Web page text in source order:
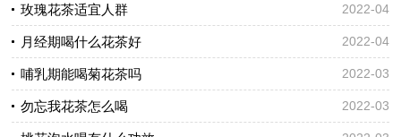
玫瑰花茶适宜人群 2022-04
月经期喝什么花茶好 2022-04
哺乳期能喝菊花茶吗 2022-03
勿忘我花茶怎么喝 2022-03